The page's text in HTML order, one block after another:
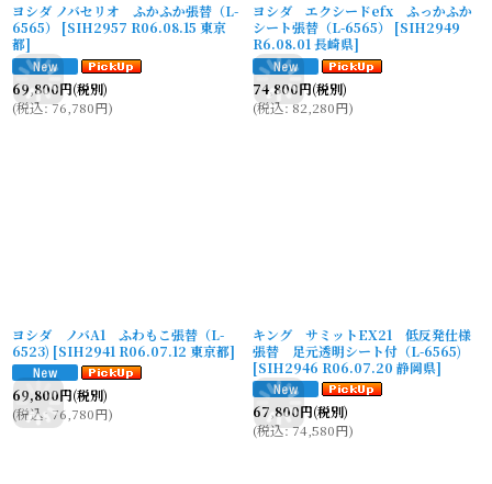
ヨシダ ノバセリオ ふかふか張替（L-
6565）
[SIH2957 R06.08.15 東京
都]
69,800円(税別)
(税込:76,780円)
ヨシダ エクシードefx ふっかふか
シート張替（L-6565）
[SIH2949
R6.08.01 長崎県]
74,800円(税別)
(税込:82,280円)
ヨシダ ノバA1 ふわもこ張替（L-
6523) [SIH2941 R06.07.12 東京都]
69,800円(税別)
(税込: 76,780円)
キング サミットEX21 低反発仕様
張替 足元透明シート付（L-6565)
[SIH2946 R06.07.20 静岡県]
67,800円(税別)
(税込:74,580円)